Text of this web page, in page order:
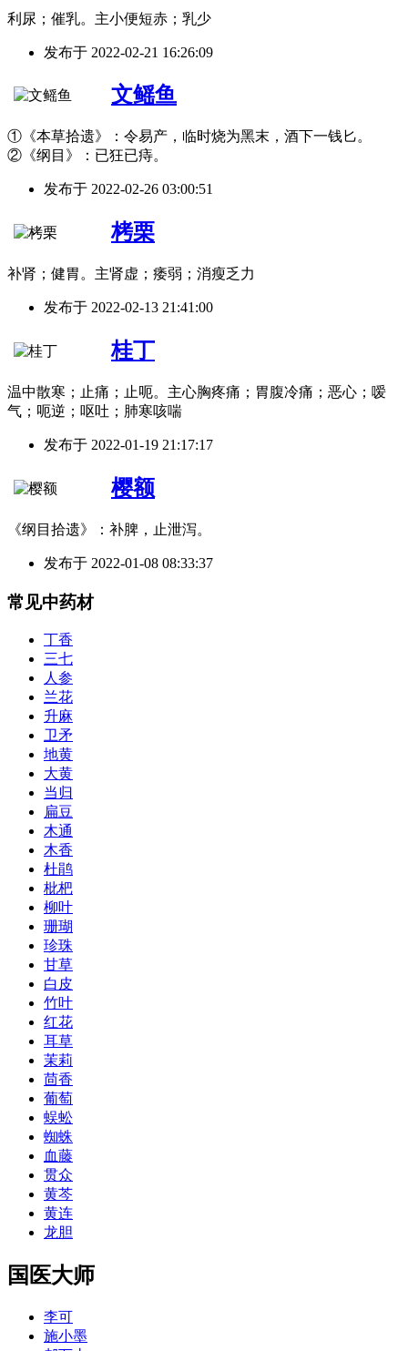
利尿；催乳。主小便短赤；乳少
发布于 2022-02-21 16:26:09
文鳐鱼
①《本草拾遗》：令易产，临时烧为黑末，酒下一钱匕。
②《纲目》：已狂已痔。
发布于 2022-02-26 03:00:51
栲栗
补肾；健胃。主肾虚；痿弱；消瘦乏力
发布于 2022-02-13 21:41:00
桂丁
温中散寒；止痛；止呃。主心胸疼痛；胃腹冷痛；恶心；嗳
气；呃逆；呕吐；肺寒咳喘
发布于 2022-01-19 21:17:17
樱额
《纲目拾遗》：补脾，止泄泻。
发布于 2022-01-08 08:33:37
常见中药材
丁香
三七
人参
兰花
升麻
卫矛
地黄
大黄
当归
扁豆
木通
木香
杜鹃
枇杷
柳叶
珊瑚
珍珠
甘草
白皮
竹叶
红花
耳草
茉莉
茴香
葡萄
蜈蚣
蜘蛛
血藤
贯众
黄芩
黄连
龙胆
国医大师
李可
施小墨